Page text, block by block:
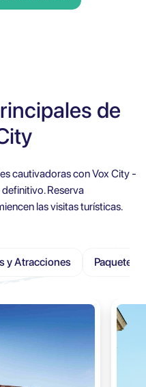
de
cautivadoras con Vox City -
Reserva
las visitas turísticas.
y Atracciones Paquete